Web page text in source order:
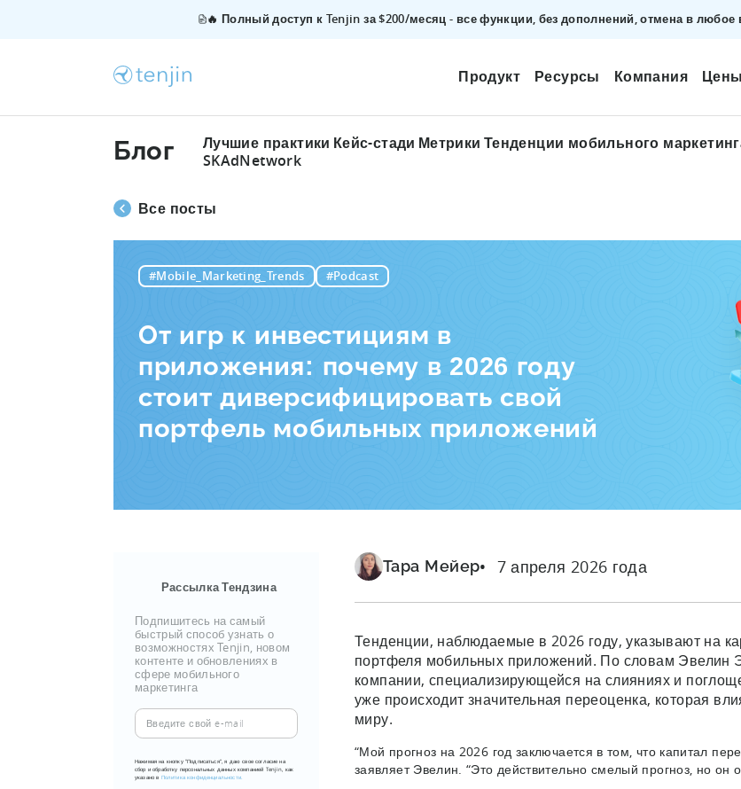
🔥 Полный доступ к Tenjin за $200/месяц - все функции, без дополнений, отмена в любое
Продукт Ресурсы Компания Цены
Блог Лучшие практики Кейс-стади Метрики Тенденции мобильного
SKAdNetwork
Все посты
#Mobile_Marketing_Trends #Podcast
От игр к инвестициям в
приложения: почему в 2026 году
стоит диверсифицировать свой
портфель мобильных приложений
Рассылка Тендзина
Подпишитесь на самый
быстрый способ узнать о
возможностях Tenjin, новом
контенте и обновлениях в
сфере мобильного
маркетинга
Введите
свой
e-
mail
Нажимая на кнопку "Подписаться", я даю свое согласие на
сбор и обработку персональных данных компанией Tenjin, как
указано в Политика конфиденциальности.
Тара Мейер 7 апреля 2026 года
Тенденции, наблюдаемые в 2026 году, указывают на
портфеля мобильных приложений. По словам Эвелин
компании, специализирующейся на слияниях и
уже происходит значительная переоценка, которая
миру.
“Мой прогноз на 2026 год заключается в том, что капитал
заявляет Эвелин. “Это действительно смелый прогноз, но он